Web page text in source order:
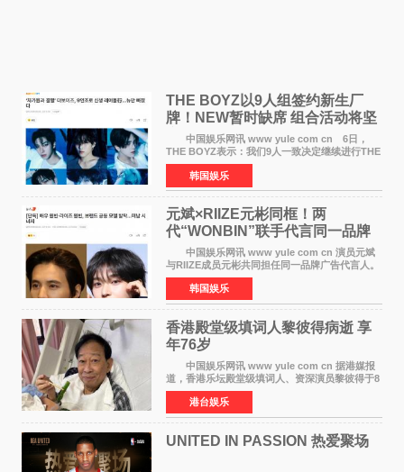
THE BOYZ以9人组签约新生厂
牌！NEW暂时缺席 组合活动将坚
定不移继续
中国娱乐网讯 www yule com cn 6日，
THE BOYZ表示：我们9人一致决定继续进行THE
BOYZ组合活动，并且已经完成了组合团体活动
签约。目前正在新生厂牌下进行活动准备。尚未
离开THE BOYZ原所
韩国娱乐
元斌×RIIZE元彬同框！两
代“WONBIN”联手代言同一品牌
颜值天花板合体
中国娱乐网讯 www yule com cn 演员元斌
与RIIZE成员元彬共同担任同一品牌广告代言人。
6日据独家报道，继演员元斌之后，RIIZE元彬最
近也被选为某在线中介平台A公司的共同广告代言
人，两人将作
韩国娱乐
香港殿堂级填词人黎彼得病逝 享
年76岁​
中国娱乐网讯 www yule com cn 据港媒报
道，香港乐坛殿堂级填词人、资深演员黎彼得于8
月5日上午因病离世，终年76岁。好友钟志光透
露，黎彼得今年3月中风后便卧床休养，身体机能
持续衰退，最
港台娱乐
UNITED IN PASSION 热爱聚场